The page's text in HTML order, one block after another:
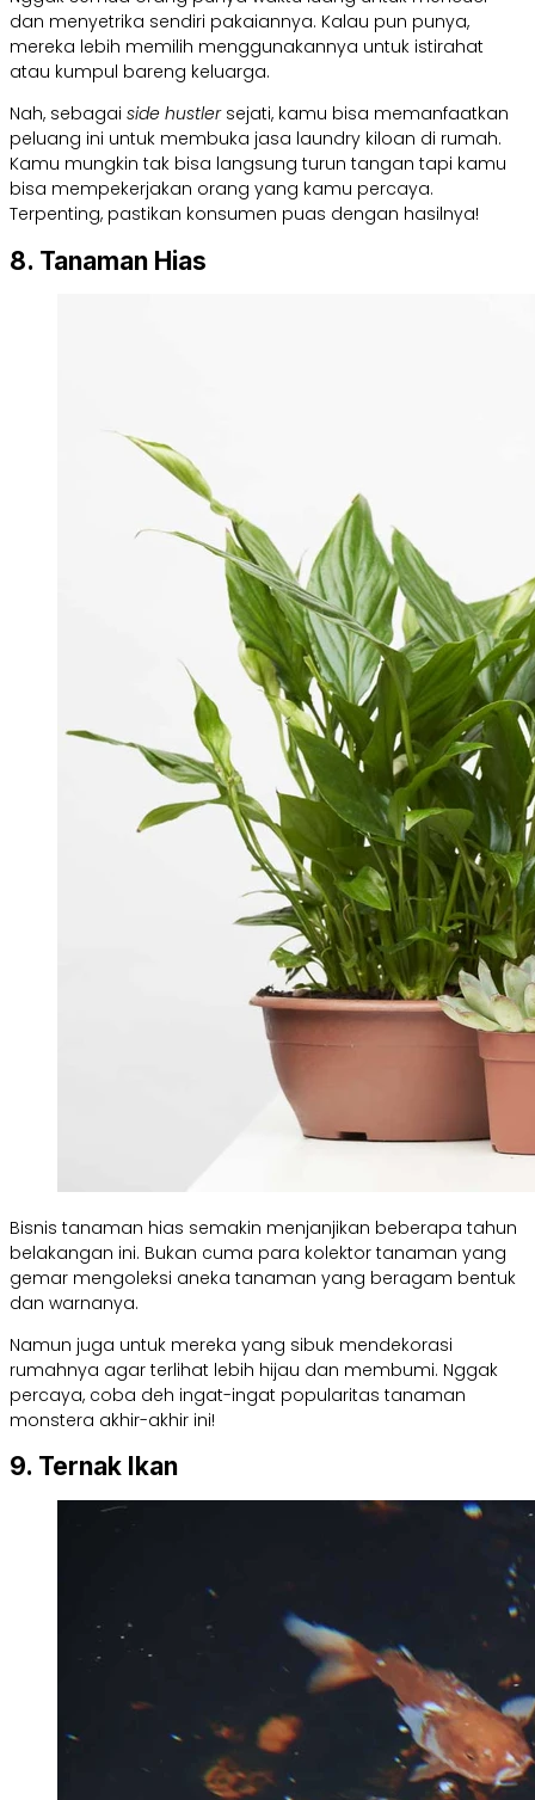
dan menyetrika sendiri pakaiannya. Kalau pun punya,
mereka lebih memilih menggunakannya untuk istirahat
atau kumpul bareng keluarga.
Nah, sebagai side hustler sejati, kamu bisa memanfaatkan
peluang ini untuk membuka jasa laundry kiloan di rumah.
Kamu mungkin tak bisa langsung turun tangan tapi kamu
bisa mempekerjakan orang yang kamu percaya.
Terpenting, pastikan konsumen puas dengan hasilnya!
8. Tanaman Hias
Bisnis tanaman hias semakin menjanjikan beberapa tahun
belakangan ini. Bukan cuma para kolektor tanaman yang
gemar mengoleksi aneka tanaman yang beragam bentuk
dan warnanya.
Namun juga untuk mereka yang sibuk mendekorasi
rumahnya agar terlihat lebih hijau dan membumi. Nggak
percaya, coba deh ingat-ingat popularitas tanaman
monstera akhir-akhir ini!
9. Ternak Ikan